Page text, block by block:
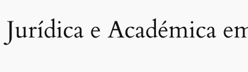
e Académica